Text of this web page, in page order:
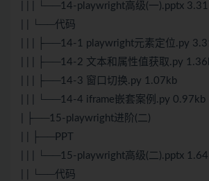
| | | └──14-playwright高级(一).pptx
| | └──代码
| | | ├──14-1 playwright元素定位.py
| | | ├──14-2 文本和属性值获取.py
| | | ├──14-3 窗口切换.py 1.07kb
| | | └──14-4 iframe嵌套案例.py 0.97kb
| ├──15-playwright进阶(二)
| | ├──PPT
| | | └──15-playwright高级(二).pptx
| | └──代码